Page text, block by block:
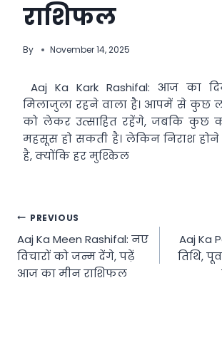
राशिफल
By November 14, 2025
Aaj Ka Kark Rashifal: आज का
मिलाजुला रहने वाला है। आपमें से कुछ
को लेकर उत्साहित रहेंगे, जबकि कुछ को
महसूस हो सकती है। लेकिन निराश
है, क्योंकि हर मुश्किल
Post
navigation
PREVIOUS
Aaj Ka Meen Rashifal: नए
विचारों को जन्म देंगे, पढ़ें
आज का मीन राशिफल
Aaj Ka
तिथि,